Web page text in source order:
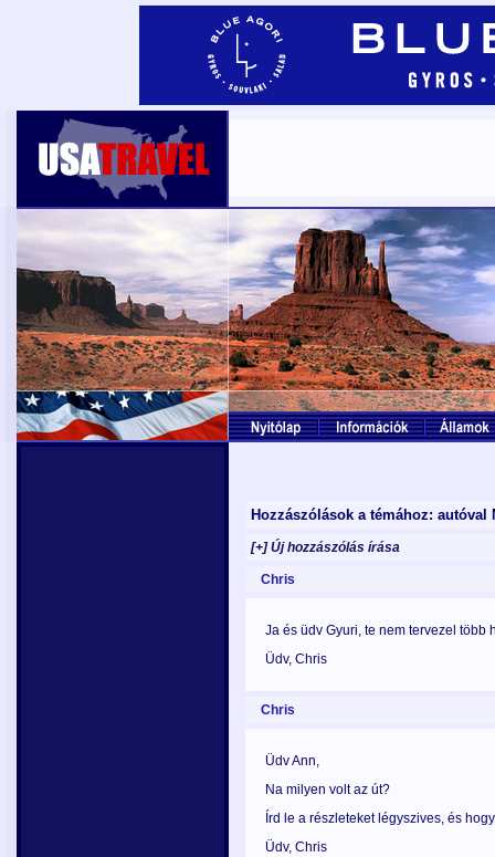
Hozzászólások a témához: autóval
[+] Új hozzászólás írása
Chris
Ja és üdv Gyuri, te nem tervezel
Üdv, Chris
Chris
Üdv Ann,
Na milyen volt az út?
Írd le a részleteket légyszives, és
Üdv, Chris